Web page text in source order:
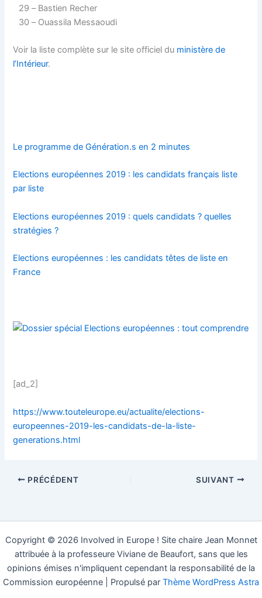
29 – Bastien Recher
30 – Ouassila Messaoudi
Voir la liste complète sur le site officiel du ministère de
l’Intérieur.
Le programme de Génération.s en 2 minutes
Elections européennes 2019 : les candidats français liste
par liste
Elections européennes 2019 : quels candidats ? quelles
stratégies ?
Elections européennes : les candidats têtes de liste en
France
[ad_2]
https://www.touteleurope.eu/actualite/elections-
europeennes-2019-les-candidats-de-la-liste-
generations.html
PRÉCÉDENT SUIVANT
Copyright © 2026 Involved in Europe ! Site chaire Jean Monnet
attribuée à la professeure Viviane de Beaufort, sans que les
opinions émises n'impliquent cependant la responsabilité de la
Commission européenne | Propulsé par Thème WordPress Astra